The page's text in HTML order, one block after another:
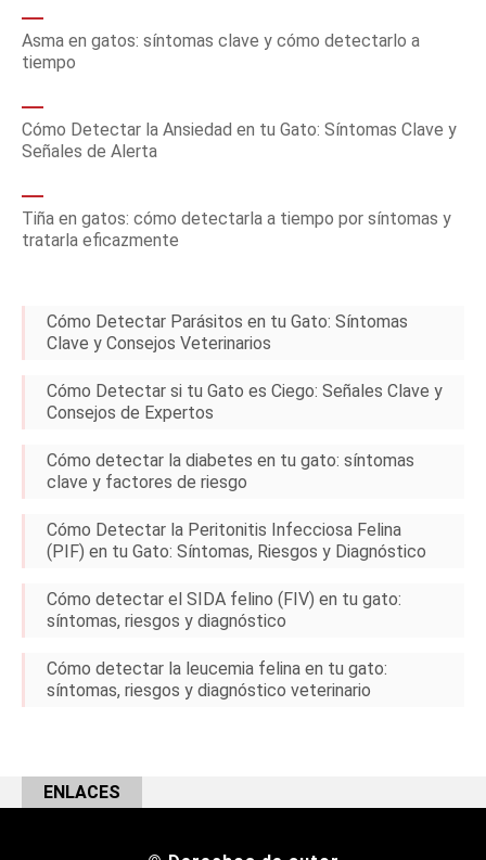
Asma en gatos: síntomas clave y cómo detectarlo a
tiempo
Cómo Detectar la Ansiedad en tu Gato: Síntomas Clave y
Señales de Alerta
Tiña en gatos: cómo detectarla a tiempo por síntomas y
tratarla eficazmente
Cómo Detectar Parásitos en tu Gato: Síntomas
Clave y Consejos Veterinarios
Cómo Detectar si tu Gato es Ciego: Señales Clave y
Consejos de Expertos
Cómo detectar la diabetes en tu gato: síntomas
clave y factores de riesgo
Cómo Detectar la Peritonitis Infecciosa Felina
(PIF) en tu Gato: Síntomas, Riesgos y Diagnóstico
Cómo detectar el SIDA felino (FIV) en tu gato:
síntomas, riesgos y diagnóstico
Cómo detectar la leucemia felina en tu gato:
síntomas, riesgos y diagnóstico veterinario
ENLACES